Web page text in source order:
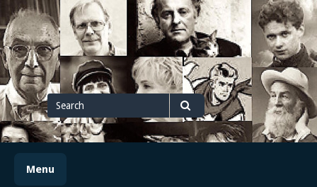
Skip
to
content
Search
for
Search
Menu